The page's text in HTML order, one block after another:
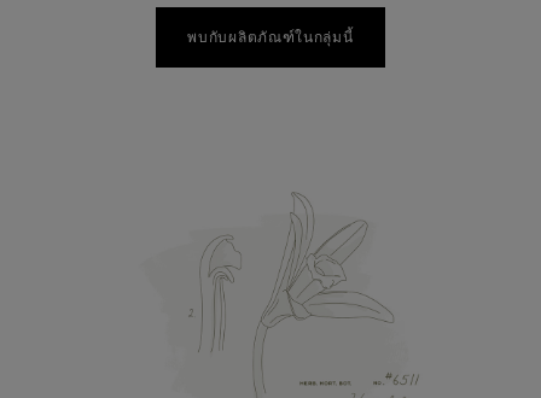
พบกับผลิตภัณฑ์ในกลุ่มนี้